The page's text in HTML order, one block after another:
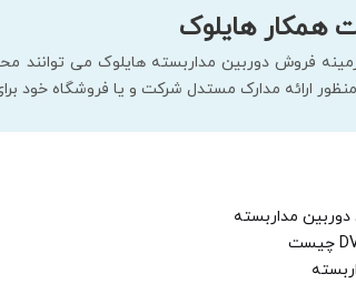
همکار هایلوک
فروش دوربین مداربسته هایلوک می توانند
ارائه مدارک مستدل شرکت و یا فروشگاه خود
مداربسته